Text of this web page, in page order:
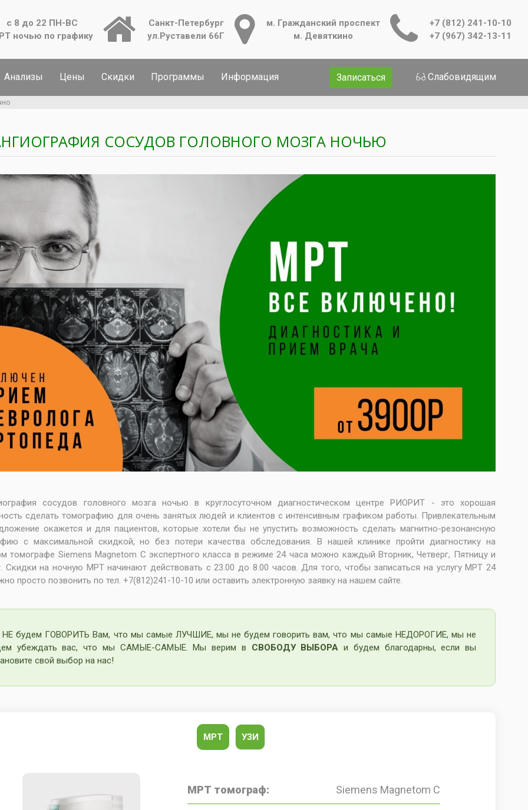
с 8 до 22 ПН-ВС
ночью по графику
Санкт-Петербург
ул.Руставели 66Г
м. Гражданский проспект
м. Девяткино
+7 (812) 241-10-10
+7 (967) 342-13-11
Анализы Цены Скидки Программы Информация Записаться Слабовидящим
СОСУДОВ ГОЛОВНОГО МОЗГА НОЧЬЮ
сосудов головного мозга ночью в круглосуточном диагностическом центре РИОРИТ - это хорошая
сделать томографию для очень занятых людей и клиентов с интенсивным графиком работы. Привлекательным
окажется и для пациентов, которые хотели бы не упустить возможность сделать магнитно-резонансную
с максимальной скидкой, но без потери качества обследования. В нашей клинике пройти диагностику на
томографе Siemens Magnetom C экспертного класса в режиме 24 часа можно каждый Вторник, Четверг, Пятницу и
Скидки на ночную МРТ начинают действовать с 23.00 до 8.00 часов. Для того, чтобы записаться на услугу МРТ 24
просто позвонить по тел. +7(812)241-10-10 или оставить электронную заявку на нашем сайте.
будем ГОВОРИТЬ Вам, что мы самые ЛУЧШИЕ, мы не будем говорить вам, что мы самые НЕДОРОГИЕ, мы не
убеждать вас, что мы САМЫЕ-САМЫЕ. Мы верим в СВОБОДУ ВЫБОРА и будем благодарны, если вы
свой выбор на нас!
МРТ УЗИ
МРТ томограф: Siemens Magnetom C